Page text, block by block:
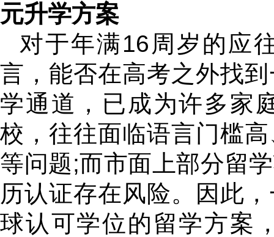
元升学方案
对于年满16周岁的应
言，能否在高考之外找
学通道，已成为许多家
校，往往面临语言门槛
等问题;而市面上部分留
历认证存在风险。因此
球认可学位的留学方案